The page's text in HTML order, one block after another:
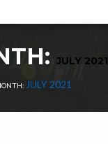
JULY 2021
JULY 2021